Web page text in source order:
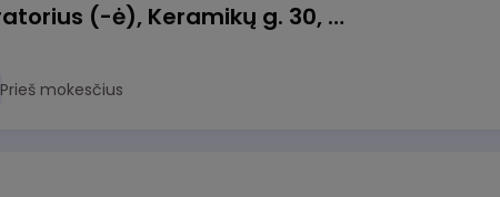
Taromato operatorius (-ė), Keramikų g. 30, Neveronys
Prieš mokesčius